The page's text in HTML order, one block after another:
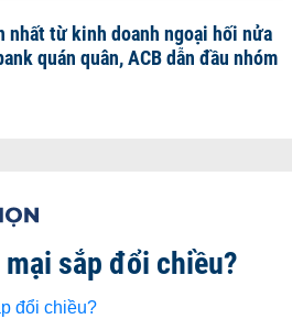
nhất từ kinh doanh ngoại hối nửa
quán quân, ACB dẫn đầu nhóm
sắp đổi chiều?